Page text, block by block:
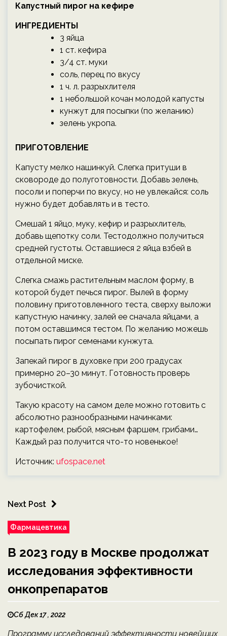
Капустный пирог на кефире
ИНГРЕДИЕНТЫ
3 яйца
1 ст. кефира
3/4 ст. муки
соль, перец по вкусу
1 ч. л. разрыхлителя
1 небольшой кочан молодой капусты
кунжут для посыпки (по желанию)
зелень укропа.
ПРИГОТОВЛЕНИЕ
Капусту мелко нашинкуй. Слегка притуши в
сковороде до полуготовности. Добавь зелень,
посоли и поперчи по вкусу, но не увлекайся: соль
нужно будет добавлять и в тесто.
Смешай 1 яйцо, муку, кефир и разрыхлитель,
добавь щепотку соли. Тестодолжно получиться
средней густоты. Оставшиеся 2 яйца взбей в
отдельной миске.
Слегка смажь растительным маслом форму, в
которой будет печься пирог. Вылей в форму
половину приготовленного теста, сверху выложи
капустную начинку, залей ее сначала яйцами, а
потом оставшимся тестом. По желанию можешь
посыпать пирог семенами кунжута.
Запекай пирог в духовке при 200 градусах
примерно 20–30 минут. Готовность проверь
зубочисткой.
Такую красоту на самом деле можно готовить с
абсолютно разнообразными начинками:
картофелем, рыбой, мясным фаршем, грибами…
Каждый раз получится что-то новенькое!
Источник: ufospace.net
Next Post
Фармацевтика
В 2023 году в Москве продолжат
исследования эффективности
онкопрепаратов
Сб Дек 17 , 2022
Программу исследований эффективности новейших